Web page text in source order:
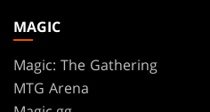
MAGIC
Magic: The Gathering
MTG Arena